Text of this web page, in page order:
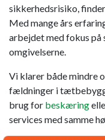
sikkerhedsrisiko,
Med mange års
arbejdet med fokus
omgivelserne.
Vi klarer både mindre
fældninger i
brug for beskæring
services med samme